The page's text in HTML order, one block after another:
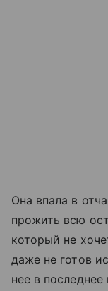
Она впала в
прожить всю
который не
даже не готов
нее в